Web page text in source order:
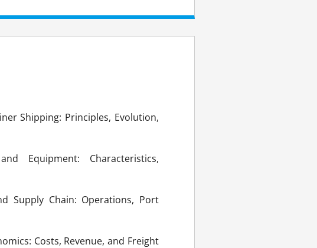
Shipping: Principles, Evolution,
Equipment: Characteristics,
Supply Chain: Operations, Port
Costs, Revenue, and Freight